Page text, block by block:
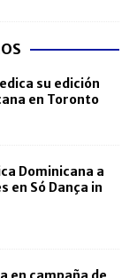
su edición
en Toronto
Dominicana a
en Só Dança in